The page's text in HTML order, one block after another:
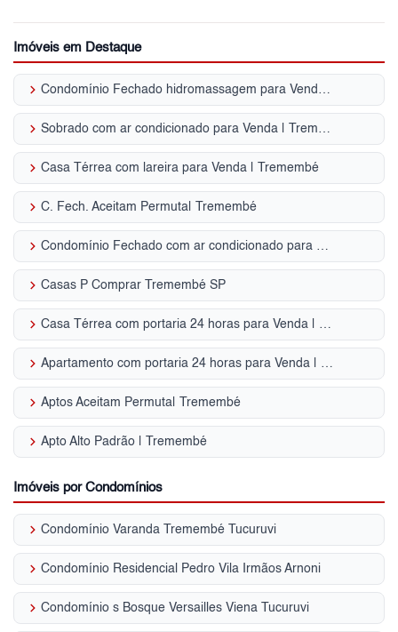
Imóveis em Destaque
keyboard_arrow_right Condomínio Fechado hidromassagem para Venda | Tremembé
keyboard_arrow_right Sobrado com ar condicionado para Venda | Tremembé
keyboard_arrow_right Casa Térrea com lareira para Venda | Tremembé
keyboard_arrow_right C. Fech. Aceitam Permuta| Tremembé
keyboard_arrow_right Condomínio Fechado com ar condicionado para Venda | Tremembé
keyboard_arrow_right Casas P Comprar Tremembé SP
keyboard_arrow_right Casa Térrea com portaria 24 horas para Venda | Tremembé
keyboard_arrow_right Apartamento com portaria 24 horas para Venda | Tremembé
keyboard_arrow_right Aptos Aceitam Permuta| Tremembé
keyboard_arrow_right Apto Alto Padrão | Tremembé
Imóveis por Condomínios
keyboard_arrow_right Condomínio Varanda Tremembé Tucuruvi
keyboard_arrow_right Condomínio Residencial Pedro Vila Irmãos Arnoni
keyboard_arrow_right Condomínio s Bosque Versailles Viena Tucuruvi